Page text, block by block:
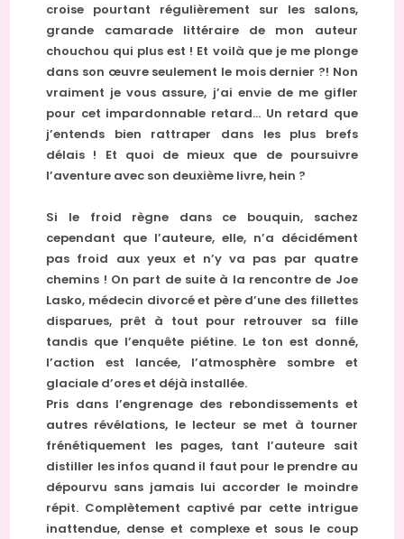
croise pourtant régulièrement sur les salons,
grande camarade littéraire de mon auteur
chouchou qui plus est ! Et voilà que je me plonge
dans son œuvre seulement le mois dernier ?! Non
vraiment je vous assure, j’ai envie de me gifler
pour cet impardonnable retard… Un retard que
j’entends bien rattraper dans les plus brefs
délais ! Et quoi de mieux que de poursuivre
l’aventure avec son deuxième livre, hein ?
Si le froid règne dans ce bouquin, sachez
cependant que l’auteure, elle, n’a décidément
pas froid aux yeux et n’y va pas par quatre
chemins ! On part de suite à la rencontre de Joe
Lasko, médecin divorcé et père d’une des fillettes
disparues, prêt à tout pour retrouver sa fille
tandis que l’enquête piétine. Le ton est donné,
l’action est lancée, l’atmosphère sombre et
glaciale d’ores et déjà installée.
Pris dans l’engrenage des rebondissements et
autres révélations, le lecteur se met à tourner
frénétiquement les pages, tant l’auteure sait
distiller les infos quand il faut pour le prendre au
dépourvu sans jamais lui accorder le moindre
répit. Complètement captivé par cette intrigue
inattendue, dense et complexe et sous le coup